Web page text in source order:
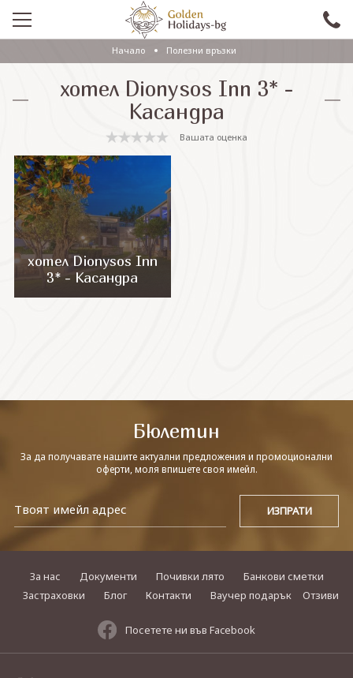
ПРОМО
EКСКУРЗИИ СЪС САМОЛЕТ
ЕКСКУРЗИИ С АВТОБУС
САМОЛЕТНИ ПОЧИВКИ
ПОЧИВКИ С АВТОБУС
ПРАЗНИЦИ
ЕКЗОТИКА
Начало Полезни връзки
хотел Dionysos Inn 3* -
Касандра
Вашата оценка
хотел Dionysos Inn
3* - Касандра
Бюлетин
За да получавате нашите актуални предложения и промоционални
оферти, моля впишете своя имейл.
За нас Документи Почивки лято
Банкови сметки
Застраховки
Блог Контакти Ваучер подарък Отзиви
Посетете ни във Facebook